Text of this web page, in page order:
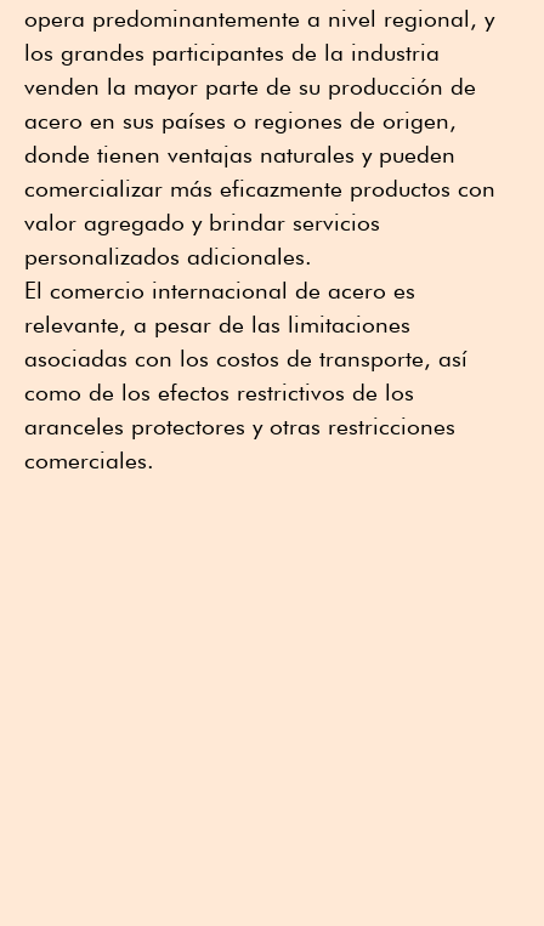
opera predominantemente a nivel regional, y
los grandes participantes de la industria
venden la mayor parte de su producción de
acero en sus países o regiones de origen,
donde tienen ventajas naturales y pueden
comercializar más eficazmente productos con
valor agregado y brindar servicios
personalizados adicionales.
El comercio internacional de acero es
relevante, a pesar de las limitaciones
asociadas con los costos de transporte, así
como de los efectos restrictivos de los
aranceles protectores y otras restricciones
comerciales.